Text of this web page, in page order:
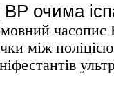
ВР очима
часопис
між